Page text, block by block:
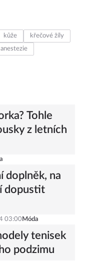
kůže
křečové žíly
anestezie
Tohle
z letních
doplněk, na
dopustit
03:00 Móda
tenisek
podzimu